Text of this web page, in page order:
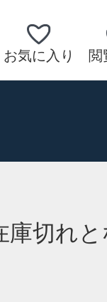
お気に入り 閲
庫切れ